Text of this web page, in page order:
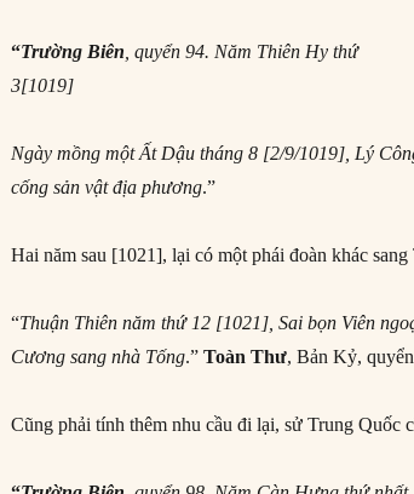
“Trường Biên, quyển 94. Năm Thiên Hy thứ
3[1019]
Ngày mồng một Ất Dậu tháng 8 [2/9/1019], Lý
cống sản vật địa phương.”
Hai năm sau [1021], lại có một phái đoàn khác
“Thuận Thiên năm thứ 12 [1021],Sai bọn Viên
Cương sang nhà Tống.”Toàn Thư, Bản Kỷ,
Cũng phải tính thêm nhu cầu đi lại, sử Trung Quốc